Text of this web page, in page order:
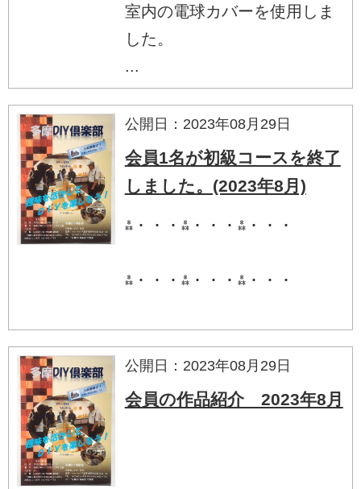
室内の電球カバーを使用しま
した。
...
公開日：2023年08月29日
会員1名が初級コースを終了
しました。(2023年8月)
⁂・・・⁂・・・⁂・・・
⁂・・・⁂・・・⁂・・・
公開日：2023年08月29日
会員の作品紹介 2023年8月